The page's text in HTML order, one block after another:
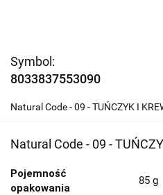
Symbol:
8033837553090
Natural Code - 09 - TUŃCZYK I
Natural Code - 09 -
Pojemność
opakowania
85 g